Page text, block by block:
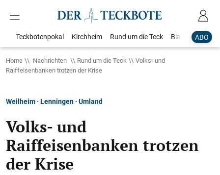
ABO
Teckbotenpokal Kirchheim Rund um die Teck Blaulicht
Home Nachrichten Rund um die Teck
Volks- und
Raiffeisenbanken trotzen der Krise
Weilheim · Lenningen · Umland
Volks- und
Raiffeisenbanken trotzen
der Krise